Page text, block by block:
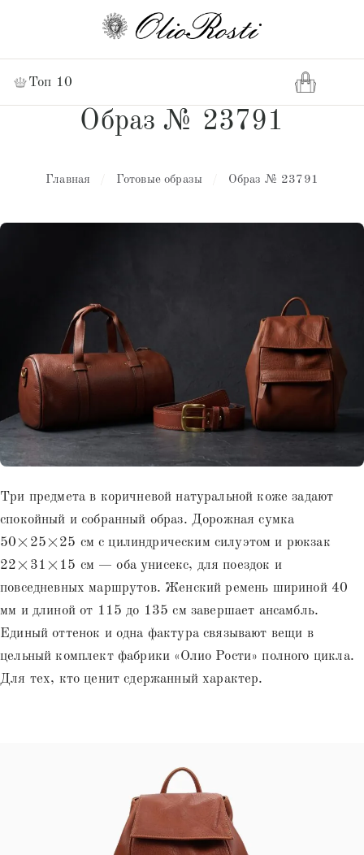
Топ 10
Образ № 23791
Главная Готовые образы Образ № 23791
Три предмета в коричневой натуральной коже задают
спокойный и собранный образ. Дорожная сумка
50×25×25 см с цилиндрическим силуэтом и рюкзак
22×31×15 см — оба унисекс, для поездок и
повседневных маршрутов. Женский ремень шириной 40
мм и длиной от 115 до 135 см завершает ансамбль.
Единый оттенок и одна фактура связывают вещи в
цельный комплект фабрики «Олио Рости» полного цикла.
Для тех, кто ценит сдержанный характер.